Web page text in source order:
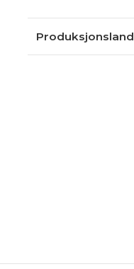
Produksjonsland